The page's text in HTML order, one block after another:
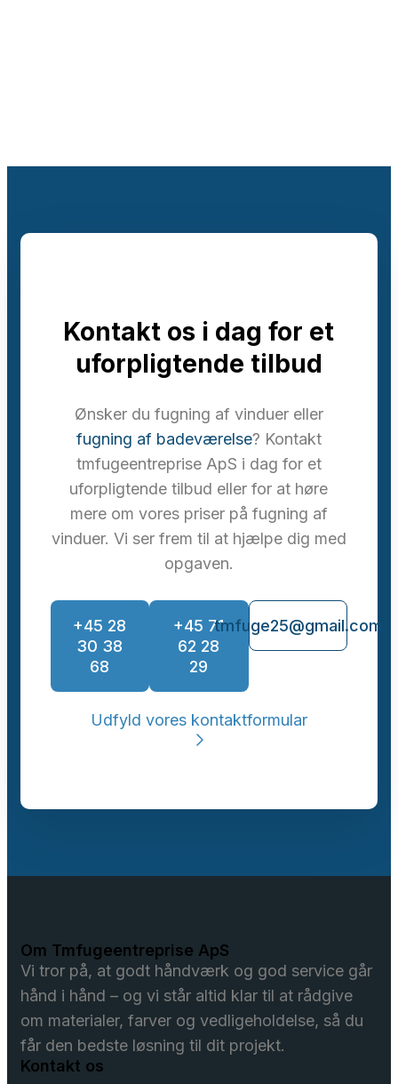
Kontakt os i dag for et
uforpligtende tilbud
Ønsker du fugning af vinduer eller
fugning af badeværelse? Kontakt
tmfugeentreprise ApS i dag for et
uforpligtende tilbud eller for at høre
mere om vores priser på fugning af
vinduer. Vi ser frem til at hjælpe dig med
opgaven.
+45 28
30 38
68
+45 71
62 28
29
tmfuge25@gmail.com
Udfyld vores kontaktformular
Om Tmfugeentreprise ApS
Vi tror på, at godt håndværk og god service går
hånd i hånd – og vi står altid klar til at rådgive
om materialer, farver og vedligeholdelse, så du
får den bedste løsning til dit projekt.
Kontakt os